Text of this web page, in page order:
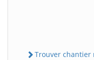
Trouver chantier